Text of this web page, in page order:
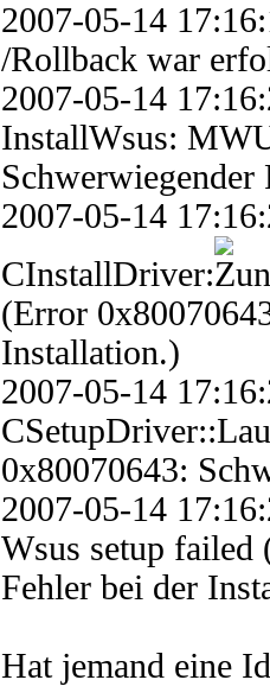
2007-05-14
/Rollback war
2007-05-14
InstallWsus:
2007-05-14
CInstallDriver:
(Error
Installation.)
2007-05-14
0x80070643:
2007-05-14
Wsus setup failed
Fehler bei der
Hat jemand eine